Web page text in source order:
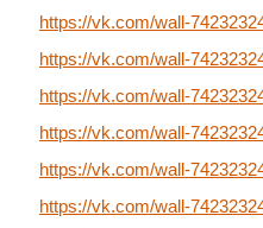
https://vk.com/wall-
https://vk.com/wall-
https://vk.com/wall-
https://vk.com/wall-
https://vk.com/wall-
https://vk.com/wall-